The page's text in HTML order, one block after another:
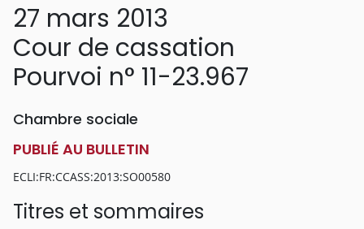
27 mars 2013
Cour de cassation
Pourvoi n° 11-23.967
Chambre sociale
PUBLIÉ AU BULLETIN
ECLI:FR:CCASS:2013:SO00580
Titres et sommaires